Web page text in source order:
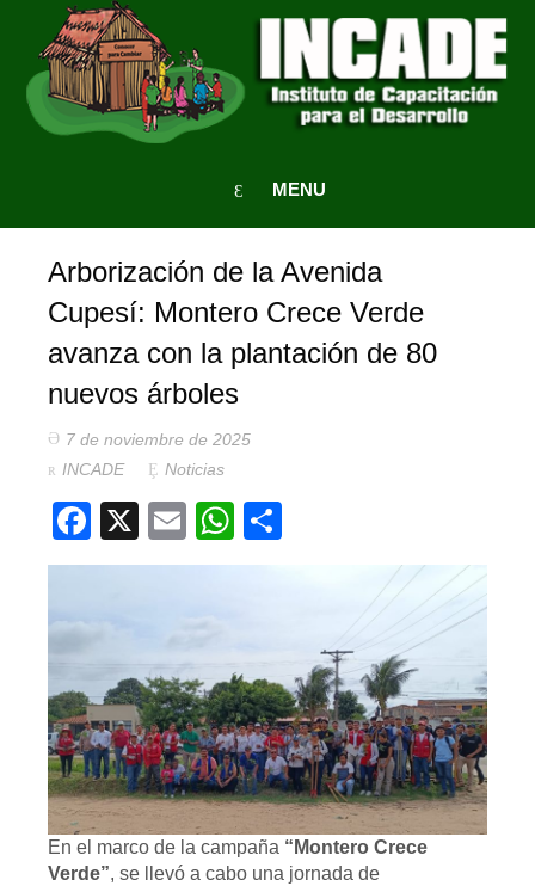
MENU
Arborización de la Avenida
Cupesí: Montero Crece Verde
avanza con la plantación de 80
nuevos árboles
7 de noviembre de 2025
INCADE
Noticias
Facebook
X EmailWhatsApp
En el marco de la campaña “Montero Crece
Verde”, se llevó a cabo una jornada de